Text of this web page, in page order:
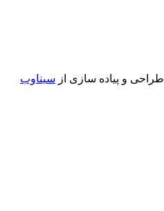
طراحی و پیاده سازی از سیناوب